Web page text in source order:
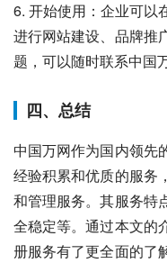
6. 开始使用：企业可以
进行网站建设、品牌推
题，可以随时联系中国
四、总结
中国万网作为国内领先
经验积累和优质的服务
和管理服务。其服务特
全稳定等。通过本文的
册服务有了更全面的了